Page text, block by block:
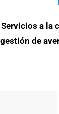
Servicios a la
gestión de